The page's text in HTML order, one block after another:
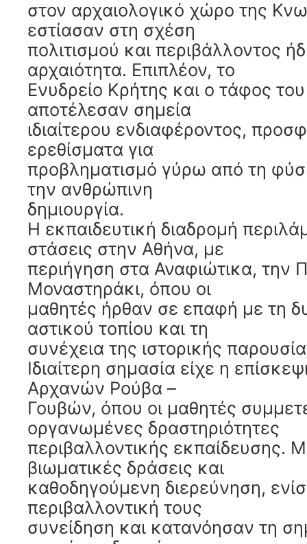
στον αρχαιολογικό χώρο της
εστίασαν στη σχέση
πολιτισμού και περιβάλλοντος
αρχαιότητα. Επιπλέον, το
Ενυδρείο Κρήτης και ο τάφος
αποτέλεσαν σημεία
ιδιαίτερου ενδιαφέροντος,
ερεθίσματα για
προβληματισμό γύρω από τη
την ανθρώπινη
δημιουργία.
Η εκπαιδευτική διαδρομή
στάσεις στην Αθήνα, με
περιήγηση στα Αναφιώτικα, την
Μοναστηράκι, όπου οι
μαθητές ήρθαν σε επαφή με τη
αστικού τοπίου και τη
συνέχεια της ιστορικής
Ιδιαίτερη σημασία είχε η
Αρχανών Ρούβα –
Γουβών, όπου οι μαθητές
οργανωμένες δραστηριότητες
περιβαλλοντικής εκπαίδευσης.
βιωματικές δράσεις και
καθοδηγούμενη διερεύνηση,
περιβαλλοντική τους
συνείδηση και κατανόησαν τη